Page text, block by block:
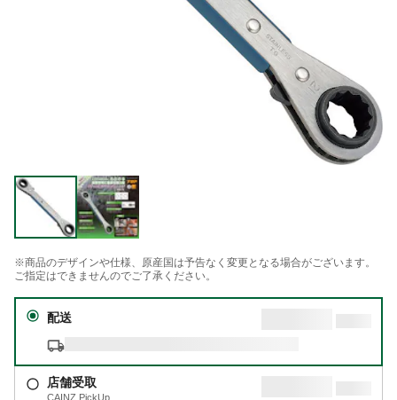
※商品のデザインや仕様、原産国は予告なく変更となる場合がございます。
ご指定はできませんのでご了承ください。
配送
店舗受取
CAINZ PickUp